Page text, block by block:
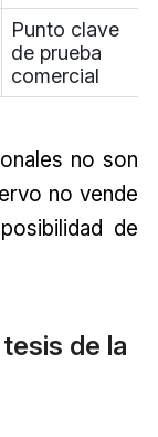
Punto clave
de prueba
comercial
no son
no vende
de
de la